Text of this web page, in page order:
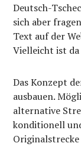
Deutsch-
sich aber
Text auf der
Vielleicht ist
Das Konzept
ausbauen.
alternative
konditionell